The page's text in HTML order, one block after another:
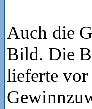
Auch die
Bild. Die
lieferte